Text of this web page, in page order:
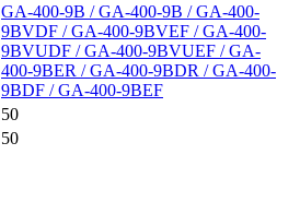
GA-400-9B / GA-400-9B / GA-400-
9BVDF / GA-400-9BVEF / GA-400-
9BVUDF / GA-400-9BVUEF / GA-
400-9BER / GA-400-9BDR / GA-400-
9BDF / GA-400-9BEF
50
50